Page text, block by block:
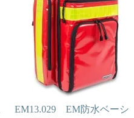
EM13.029 EM防水ベーシ